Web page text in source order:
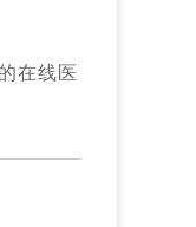
在线医